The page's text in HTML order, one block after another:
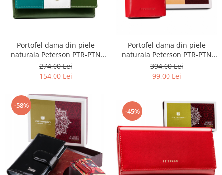
Portofel dama din piele
naturala Peterson PTR-PTN
RD-08-GCL-S-3805
274,00 Lei
154,00 Lei
Portofel dama din piele
naturala Peterson PTR-PTN
RD-42-GCL
394,00 Lei
99,00 Lei
-58%
-45%